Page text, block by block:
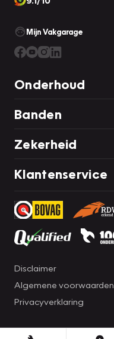
Mijn Vakgarage
Onderhoud
Banden
Zekerheid
Klantenservice
Disclaimer
Algemene voorwaarden
Privacyverklaring